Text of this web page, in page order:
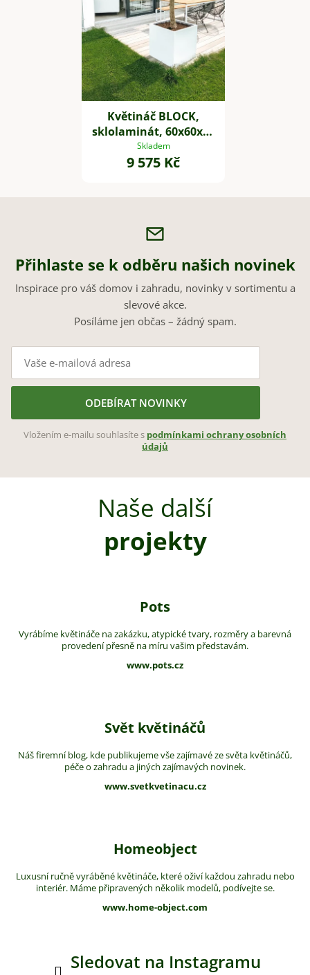
Květináč BLOCK,
sklolaminát, 60x60x60
cm, bílý mat
Skladem
9 575 Kč
Přihlaste se k odběru našich novinek
Inspirace pro váš domov i zahradu, novinky v sortimentu a
slevové akce.
Posíláme jen občas – žádný spam.
ODEBÍRAT NOVINKY
Vložením e-mailu souhlasíte s podmínkami ochrany osobních
údajů
Naše další
projekty
Pots
Vyrábíme květináče na zakázku, atypické tvary, rozměry a barevná
provedení přesně na míru vašim představám.
www.pots.cz
Svět květináčů
Náš firemní blog, kde publikujeme vše zajímavé ze světa květináčů,
péče o zahradu a jiných zajímavých novinek.
www.svetkvetinacu.cz
Homeobject
Luxusní ručně vyráběné květináče, které oživí každou zahradu nebo
interiér. Máme připravených několik modelů, podívejte se.
www.home-object.com
Sledovat na Instagramu